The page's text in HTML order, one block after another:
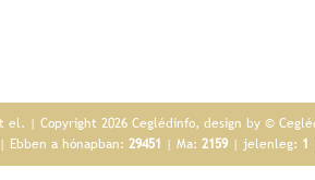
el. | Copyright 2026 Ceglédinfo, design by ©
a hónapban: 29451 | Ma: 2159| jelenleg: 1